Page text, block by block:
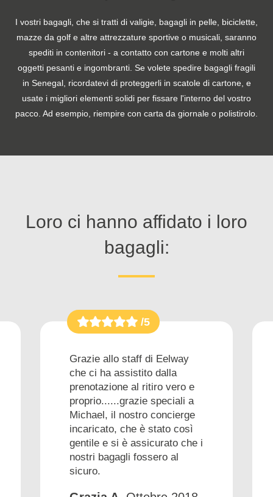
I vostri bagagli, che si tratti di valigie, bagagli in pelle, biciclette,
mazze da golf e altre attrezzature sportive o musicali, saranno
spediti in contenitori - a contatto con cartone e molti altri
oggetti pesanti e ingombranti. Se volete spedire bagagli fragili
in Senegal, ricordatevi di proteggerli in scatole di cartone, e
usate i migliori elementi solidi per fissare l'interno del vostro
pacco. Ad esempio, riempire con carta da giornale o polistirolo.
Loro ci hanno affidato i loro
bagagli:
/5
Grazie allo staff di Eelway
che ci ha assistito dalla
prenotazione al ritiro vero e
proprio......grazie speciali a
Michael, il nostro concierge
incaricato, che è stato così
gentile e si è assicurato che i
nostri bagagli fossero al
sicuro.